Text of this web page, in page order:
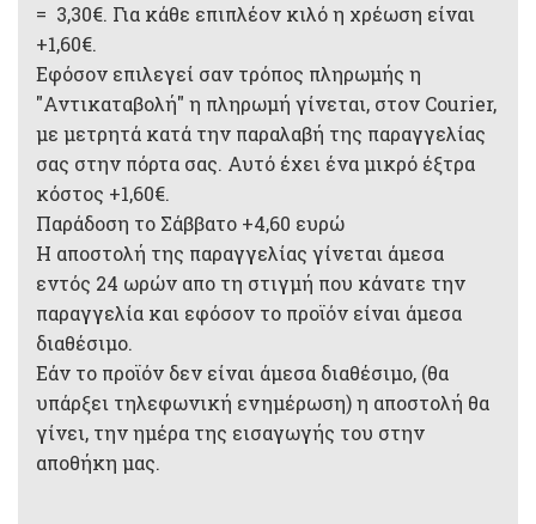
= 3,30€. Για κάθε επιπλέον κιλό η χρέωση είναι
+1,60€.
Εφόσον επιλεγεί σαν τρόπος πληρωμής η
"Αντικαταβολή" η πληρωμή γίνεται, στον Courier,
με μετρητά κατά την παραλαβή της παραγγελίας
σας στην πόρτα σας. Αυτό έχει ένα μικρό έξτρα
κόστος +1,60€.
Παράδοση το Σάββατο +4,60 ευρώ
Η αποστολή της παραγγελίας γίνεται άμεσα
εντός 24 ωρών απο τη στιγμή που κάνατε την
παραγγελία και εφόσον το προϊόν είναι άμεσα
διαθέσιμο.
Εάν το προϊόν δεν είναι άμεσα διαθέσιμο, (θα
υπάρξει τηλεφωνική ενημέρωση) η αποστολή θα
γίνει, την ημέρα της εισαγωγής του στην
αποθήκη μας.